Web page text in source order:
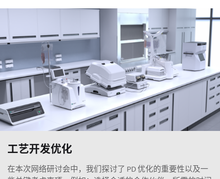
工艺开发优化
在本次网络研讨会中，我们探讨了 PD 优化的重要性以及一